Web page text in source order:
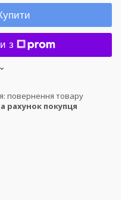
з
повернення товару
рахунок покупця